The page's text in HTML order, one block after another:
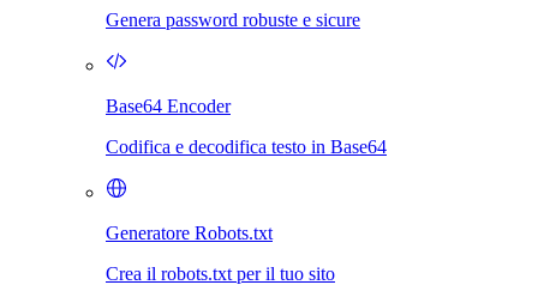
Genera password robuste e sicure
Base64 Encoder
Codifica e decodifica testo in Base64
Generatore Robots.txt
Crea il robots.txt per il tuo sito